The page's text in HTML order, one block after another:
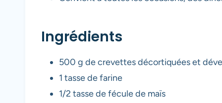
Ingrédients
500 g de crevettes décortiquées et
1 tasse de farine
1/2 tasse de fécule de maïs